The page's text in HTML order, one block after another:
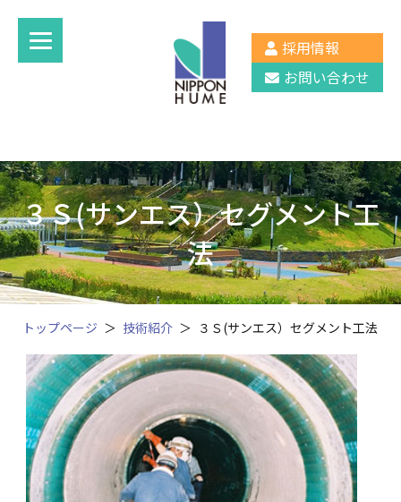
採用情報
お問い合わせ
３Ｓ(サンエス）セグメント工
法
トップページ 技術紹介 ３Ｓ(サンエス）セグメント工法